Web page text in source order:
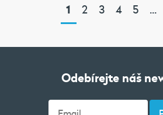
1 2 3 4 5 ...
Odebírejte náš